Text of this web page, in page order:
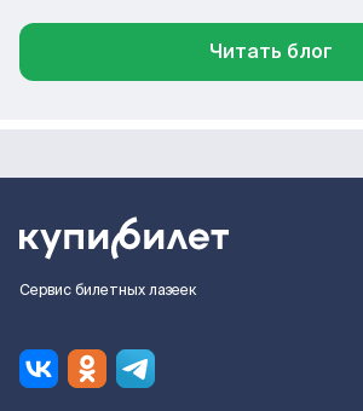
Читать блог
Сервис билетных лазеек